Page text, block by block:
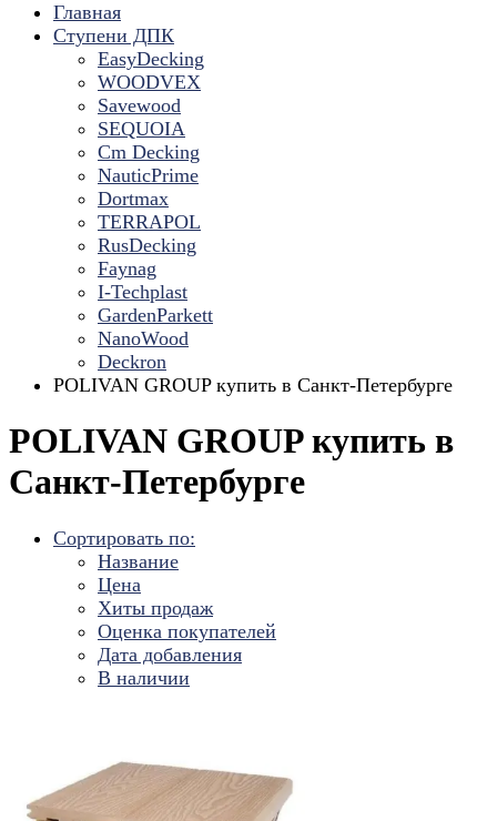
Главная
Ступени ДПК
EasyDecking
WOODVEX
Savewood
SEQUOIA
Cm Decking
NauticPrime
Dortmax
TERRAPOL
RusDecking
Faynag
I-Techplast
GardenParkett
NanoWood
Deckron
POLIVAN GROUP купить в Санкт-Петербурге
POLIVAN GROUP купить в
Санкт-Петербурге
Сортировать по:
Название
Цена
Хиты продаж
Оценка покупателей
Дата добавления
В наличии